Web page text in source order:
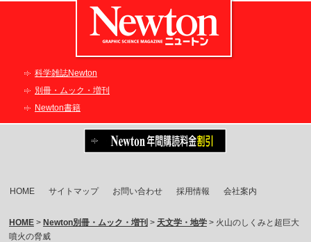
科学雑誌Newton
別冊・ムック・増刊
Newton書籍
HOME サイトマップ お問い合わせ 採用情報 会社案内
HOME> Newton別冊・ムック・増刊 > 天文学・地学> 火山のしくみと超巨大
噴火の脅威